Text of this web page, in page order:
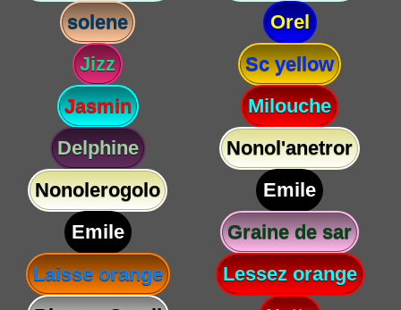
solene
Orel
Jizz
Sc yellow
Jasmin
Milouche
Delphine
Nonol'anetror
Nonolerogolo
Emile
Emile
Graine de sar
Laisse orange
Lessez orange